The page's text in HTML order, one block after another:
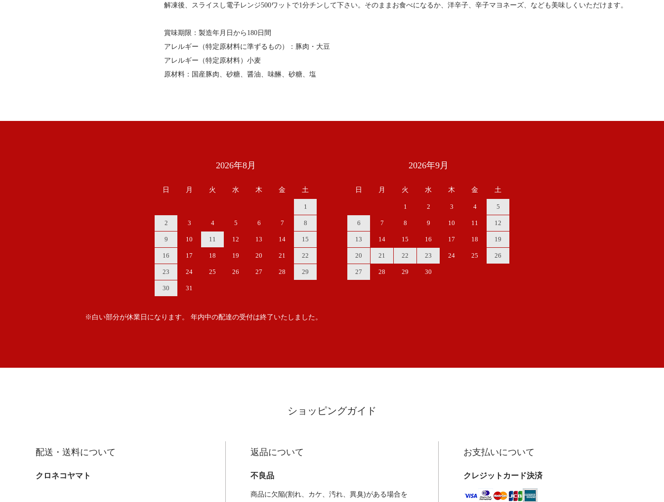
解凍後、スライスし電子レンジ500ワットで1分チンして下さい。そのままお食べになるか、洋辛子、辛子マヨネーズ、なども美味しくいただけます。
賞味期限：製造年月日から180日間
アレルギー（特定原材料に準ずるもの）：豚肉・大豆
アレルギー（特定原材料）小麦
原材料：国産豚肉、砂糖、醤油、味醂、砂糖、塩
2026年8月
日 月 火 水 木 金 土
1
2 3 4 5 6 7 8
9 10 11 12 13 14 15
16 17 18 19 20 21 22
23 24 25 26 27 28 29
30 31
2026年9月
日 月 火 水 木 金 土
1 2 3 4 5
6 7 8 9 10 11 12
13 14 15 16 17 18 19
20 21 22 23 24 25 26
27 28 29 30
※白い部分が休業日になります。 年内中の配達の受付は終了いたしました。
ショッピングガイド
配送・送料について
クロネコヤマト
返品について
不良品
商品に欠陥(割れ、カケ、汚れ、異臭)がある場合を
お支払いについて
クレジットカード決済